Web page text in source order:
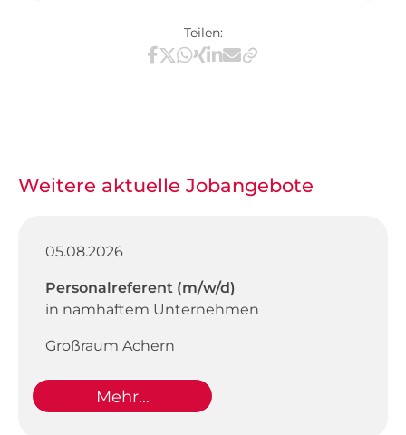
Teilen:
Teilen via Facebook
Teilen via X / Twitter
Teilen via WhatsApp
Teilen via Xing
Teilen via LinkedIn
Teilen via E-Mail
Weitere aktuelle Jobangebote
05.08.2026
Personalreferent (m/w/d)
in namhaftem Unternehmen
Großraum Achern
Mehr...